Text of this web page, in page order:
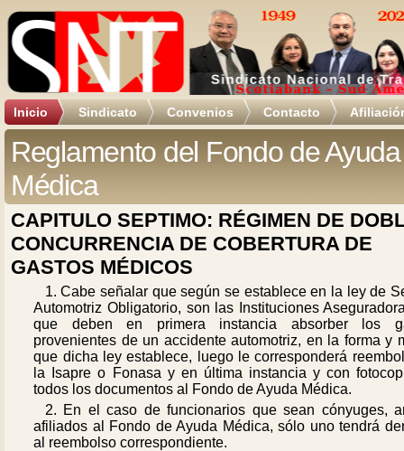
Inicio Sindicato Convenios Contacto
Reglamento del Fondo de Ayuda
Médica
CAPITULO SEPTIMO: RÉGIMEN DE
CONCURRENCIA DE COBERTURA DE
GASTOS MÉDICOS
1. Cabe señalar que según se establece en la ley de
Automotriz Obligatorio, son las Instituciones
que deben en primera instancia absorber los
provenientes de un accidente automotriz, en la forma y
que dicha ley establece, luego le corresponderá
la Isapre o Fonasa y en última instancia y con
todos los documentos al Fondo de Ayuda Médica.
2. En el caso de funcionarios que sean cónyuges,
afiliados al Fondo de Ayuda Médica, sólo uno tendrá
al reembolso correspondiente.